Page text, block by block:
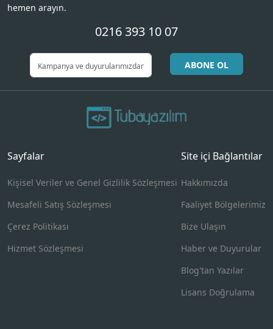
hemen arayın.
0216 393 10 07
ABONE OL
Sayfalar
Kişisel Veriler ve Genel Gizlilik Sözleşmesi
Mesafeli Satış Sözleşmesi
Çerez Politikası
Hizmet Sözleşmesi
Site içi Bağlantılar
Hakkımızda
Faaliyet Bölgelerimiz
Bize Ulaşın
Haber ve Duyurular
Blog'tan Yazılar
Lisans Doğrulama